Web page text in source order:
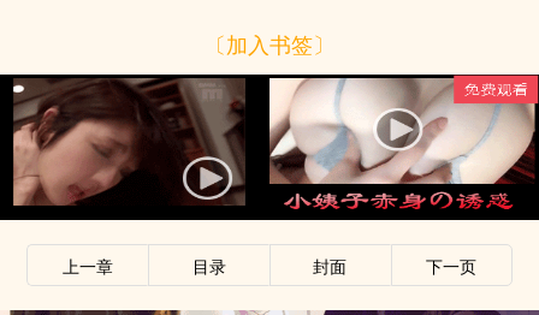
〔加入书签〕
上一章 目录 封面 下一页